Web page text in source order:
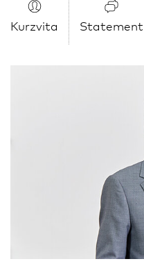
Kurzvita Statement